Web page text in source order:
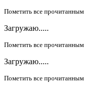
Пометить все прочитанным
Загружаю.....
Пометить все прочитанным
Загружаю.....
Пометить все прочитанным